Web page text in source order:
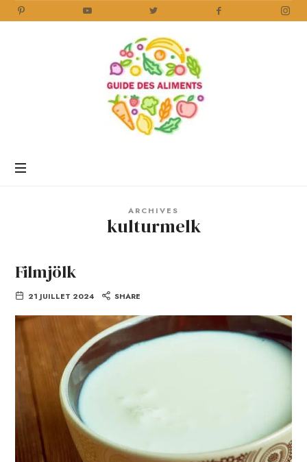
Aliments
ARCHIVES
kulturmelk
Filmjölk
21 JUILLET 2024 SHARE